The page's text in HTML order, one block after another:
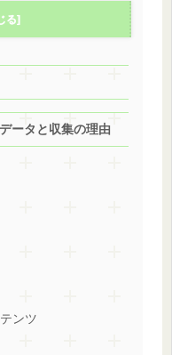
ータと収集の理由
ンツ